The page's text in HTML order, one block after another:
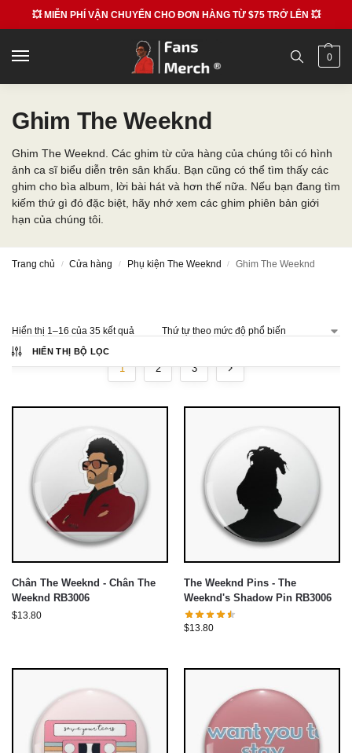
💥 MIỄN PHÍ VẬN CHUYỂN CHO ĐƠN HÀNG TỪ $75 TRỞ LÊN 💥
0
Ghim The Weeknd
Ghim The Weeknd. Các ghim từ cửa hàng của chúng tôi có hình
ảnh ca sĩ biểu diễn trên sân khấu. Bạn cũng có thể tìm thấy các
ghim cho bìa album, lời bài hát và hơn thế nữa. Nếu bạn đang tìm
kiếm thứ gì đó đặc biệt, hãy nhớ xem các ghim phiên bản giới
hạn của chúng tôi.
Trang chủ / Cửa hàng / Phụ kiện The Weeknd / Ghim The Weeknd
HIỂN THỊ BỘ LỌC
Hiển thị 1–16 của 35 kết quả
1 2 3
Chân The Weeknd - Chân The
Weeknd RB3006
$13.80
The Weeknd Pins - The
Weeknd's Shadow Pin RB3006
$13.80